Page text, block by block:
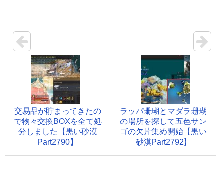
交易品が貯まってきたの
で物々交換BOXを全て処
分しました【黒い砂漠
Part2790】
ラッパ珊瑚とマダラ珊瑚
の場所を探して五色サン
ゴの欠片集め開始【黒い
砂漠Part2792】